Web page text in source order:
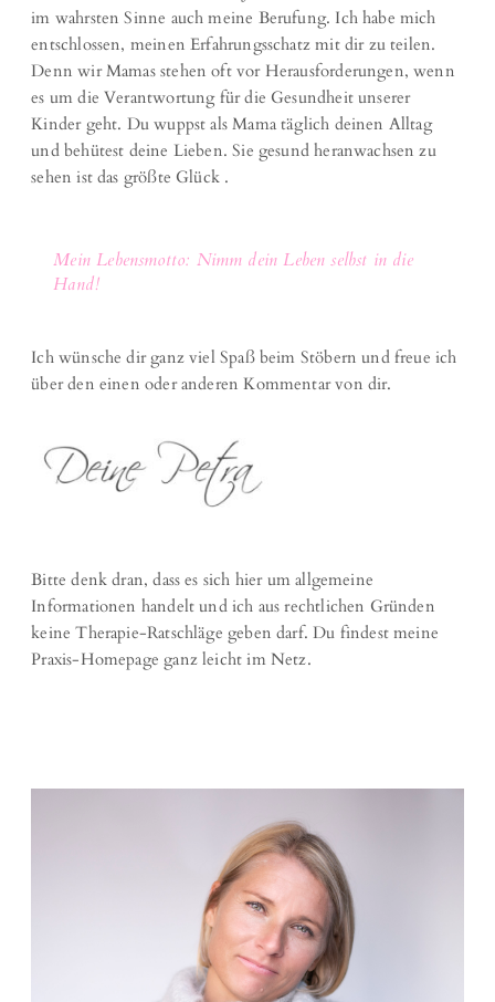
im wahrsten Sinne auch meine Berufung. Ich habe mich
entschlossen, meinen Erfahrungsschatz mit dir zu teilen.
Denn wir Mamas stehen oft vor Herausforderungen, wenn
es um die Verantwortung für die Gesundheit unserer
Kinder geht. Du wuppst als Mama täglich deinen Alltag
und behütest deine Lieben. Sie gesund heranwachsen zu
sehen ist das größte Glück .
Mein Lebensmotto: Nimm dein Leben selbst in die
Hand!
Ich wünsche dir ganz viel Spaß beim Stöbern und freue ich
über den einen oder anderen Kommentar von dir.
Bitte denk dran, dass es sich hier um allgemeine
Informationen handelt und ich aus rechtlichen Gründen
keine Therapie-Ratschläge geben darf. Du findest meine
Praxis-Homepage ganz leicht im Netz.